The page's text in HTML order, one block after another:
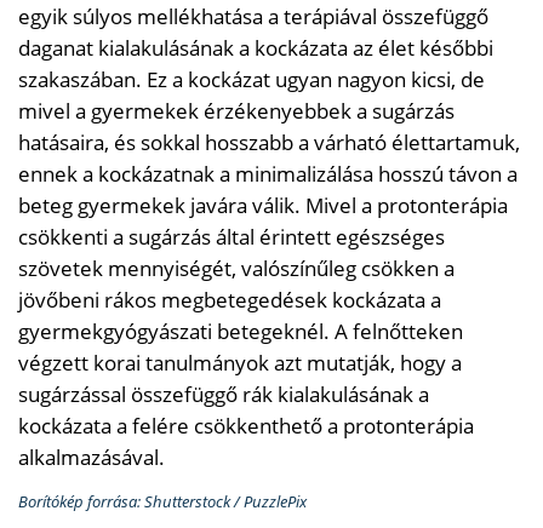
egyik súlyos mellékhatása a terápiával összefüggő
daganat kialakulásának a kockázata az élet későbbi
szakaszában. Ez a kockázat ugyan nagyon kicsi, de
mivel a gyermekek érzékenyebbek a sugárzás
hatásaira, és sokkal hosszabb a várható élettartamuk,
ennek a kockázatnak a minimalizálása hosszú távon a
beteg gyermekek javára válik. Mivel a protonterápia
csökkenti a sugárzás által érintett egészséges
szövetek mennyiségét, valószínűleg csökken a
jövőbeni rákos megbetegedések kockázata a
gyermekgyógyászati ​​betegeknél. A felnőtteken
végzett korai tanulmányok azt mutatják, hogy a
sugárzással összefüggő rák kialakulásának a
kockázata a felére csökkenthető a protonterápia
alkalmazásával.
Borítókép forrása: Shutterstock / PuzzlePix